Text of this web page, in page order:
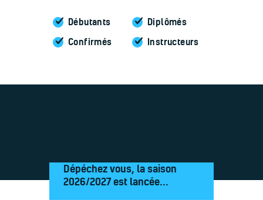
Débutants
Confirmés
Diplômés
Instructeurs
Dépéchez vous, la saison
2026/2027 est lancée...